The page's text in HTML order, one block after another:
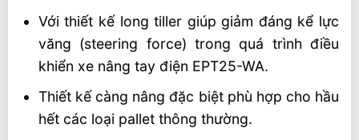
Với thiết kế long tiller giúp giảm đáng kể lực
văng (steering force) trong quá trình điều
khiển xe nâng tay điện EPT25-WA.
Thiết kế càng nâng đặc biệt phù hợp cho hầu
hết các loại pallet thông thường.